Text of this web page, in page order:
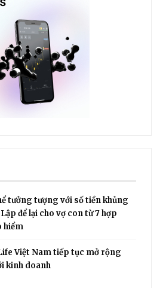
tưởng tượng với số tiền khủng
để lại cho vợ con từ 7 hợp
hiểm
Việt Nam tiếp tục mở rộng
kinh doanh